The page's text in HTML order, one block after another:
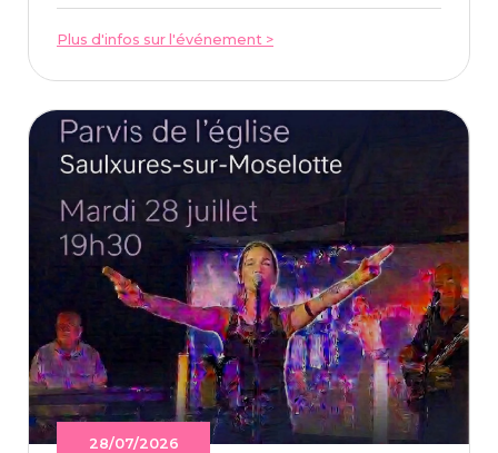
Plus d'infos sur l'événement >
28/07/2026